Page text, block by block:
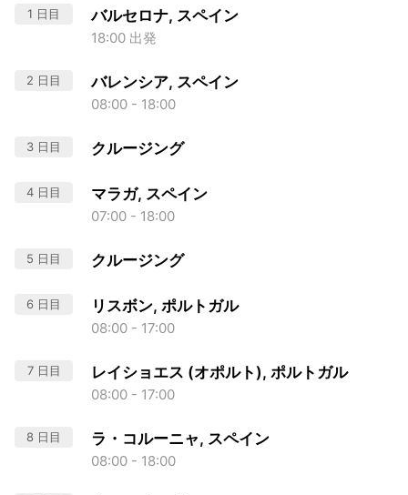
1 日目 バルセロナ, スペイン
18:00 出発
2 日目 バレンシア, スペイン
08:00 - 18:00
3 日目 クルージング
4 日目 マラガ, スペイン
07:00 - 18:00
5 日目 クルージング
6 日目 リスボン, ポルトガル
08:00 - 17:00
7 日目 レイショエス (オポルト), ポルトガル
08:00 - 17:00
8 日目 ラ・コルーニャ, スペイン
08:00 - 18:00